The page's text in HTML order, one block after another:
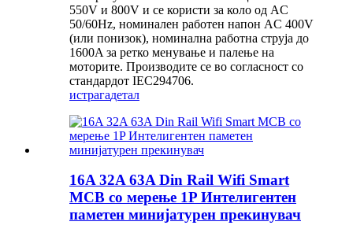
550V и 800V и се користи за коло од AC
50/60Hz, номинален работен напон AC 400V
(или понизок), номинална работна струја до
1600A за ретко менување и палење на
моторите. Производите се во согласност со
стандардот IEC294706.
истрагадетал
16A 32A 63A Din Rail Wifi Smart
MCB со мерење 1P Интелигентен
паметен минијатурен прекинувач